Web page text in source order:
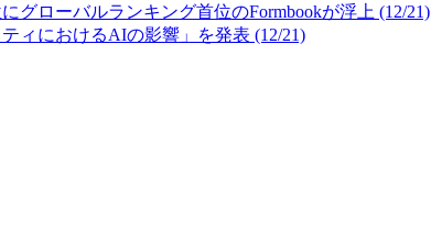
ローバルランキング首位のFormbookが浮上 (12/21)
ィにおけるAIの影響」を発表 (12/21)